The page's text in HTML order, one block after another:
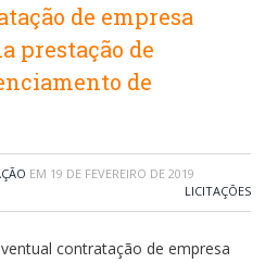
de empresa
prestação de
de
EM 19 DE FEVEREIRO DE 2019
LICITAÇÕES
contratação de empresa